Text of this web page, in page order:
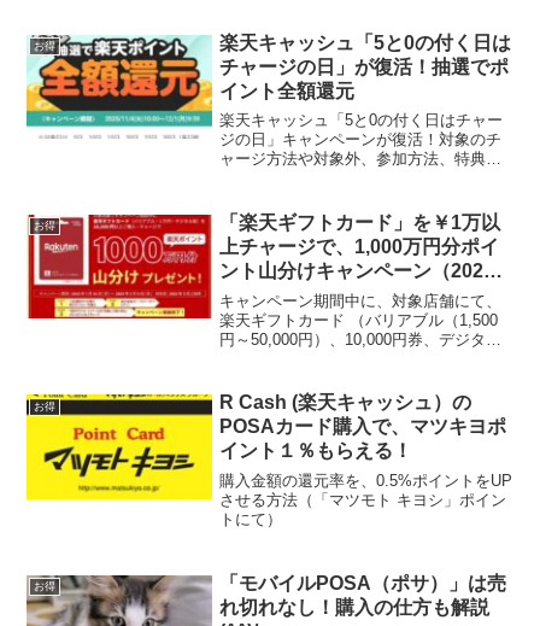
お得
楽天キャッシュ「5と0の付く日は
チャージの日」が復活！抽選でポ
イント全額還元
楽天キャッシュ「5と0の付く日はチャー
ジの日」キャンペーンが復活！対象のチ
ャージ方法や対象外、参加方法、特典、
お得
「楽天ギフトカード」を￥1万以
上チャージで、1,000万円分ポイ
ント山分けキャンペーン（2023
年1月23日～2月5日）
キャンペーン期間中に、対象店舗にて、
楽天ギフトカード （バリアブル（1,500
円～50,000円）、10,000円券、デジタル
円分を山分けされる！
お得
R Cash (楽天キャッシュ）の
POSAカード購入で、マツキヨポ
イント１％もらえる！
購入金額の還元率を、0.5%ポイントをUP
させる方法（「マツモト キヨシ」ポイン
トにて）
お得
「モバイルPOSA（ポサ）」は売
れ切れなし！購入の仕方も解説